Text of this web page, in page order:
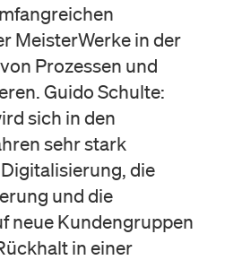
MeisterWerke in der
Prozessen und
Guido Schulte:
sich in den
sehr stark
die
und die
neue Kundengruppen
in einer